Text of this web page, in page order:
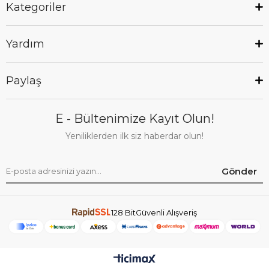
Kategoriler
Yardım
Paylaş
E - Bültenimize Kayıt Olun!
Yeniliklerden ilk siz haberdar olun!
Gönder
128 BitGüvenli Alışveriş